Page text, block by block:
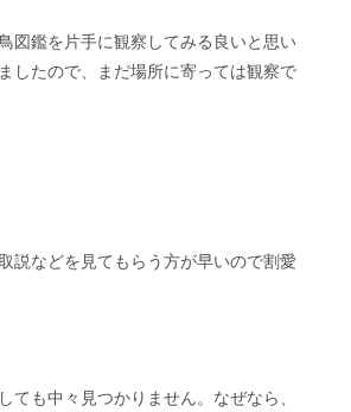
図鑑を片手に観察してみる良いと思い
したので、まだ場所に寄っては観察で
説などを見てもらう方が早いので割愛
も中々見つかりません。なぜなら、